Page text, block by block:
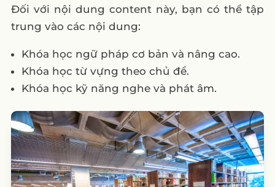
Đối với nội dung content này, bạn có thể tập
trung vào các nội dung:
Khóa học ngữ pháp cơ bản và nâng cao.
Khóa học từ vựng theo chủ đề.
Khóa học kỹ năng nghe và phát âm.